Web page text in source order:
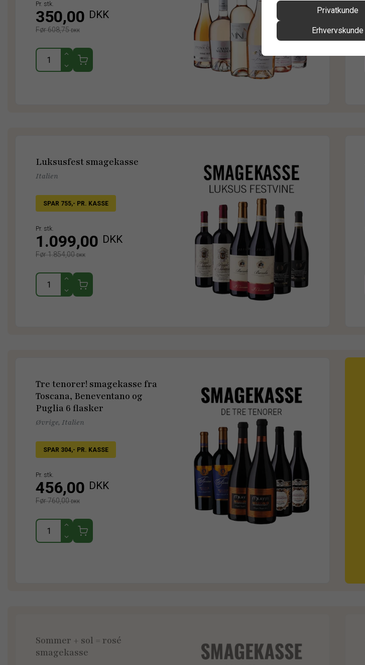
Privatkunde
Erhvervskunde
Pr. stk.
350,00 DKK
Før 608,75DKK
Luksusfest smagekasse
Italien
SPAR 755,- PR. KASSE
Pr. stk.
1.099,00 DKK
Før 1.854,00DKK
Tre tenorer! smagekasse fra
Toscana, Beneventano og
Puglia 6 flasker
Øvrige, Italien
SPAR 304,- PR. KASSE
Pr. stk.
456,00 DKK
Før 760,00DKK
Sommer + sol = rosé
smagekasse